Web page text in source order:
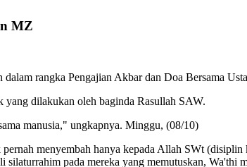
MZ
rangka Pengajian Akbar dan Doa Bersama
yang dilakukan oleh baginda Rasullah SAW.
manusia," ungkapnya. Minggu, (08/10)
menyembah hanya kepada Allah SWt
pada mereka yang memutuskan, Wa'thi